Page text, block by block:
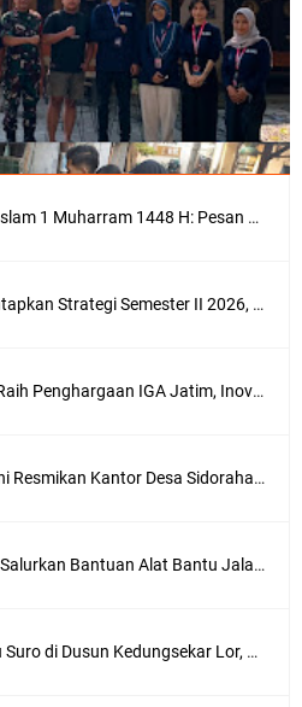
Selamat Tahun Baru Islam 1 Muharram 1448 H: Pesan Hijrah Drs. H. Husnul Aqib, M.M. untuk Negeri
FOZ Jawa Timur Mantapkan Strategi Semester II 2026, Fokus pada Penguatan SDM Amil dan Kolaborasi BerdampakNarasi
Yayuk Eko Supatemi Raih Penghargaan IGA Jatim, Inovasi Wayang Kulit untuk Anak Berkebutuhan Khusus
Bupati Gresik Gus Yani Resmikan Kantor Desa Sidoraharjo: Simbol Komitmen Pelayanan Publik dan Kepedulian Sosial
Media Peduli Bangsa Salurkan Bantuan Alat Bantu Jalan untuk Lansia
Ruwatan Malam Satu Suro di Dusun Kedungsekar Lor, Tradisi Luhur yang Terus Istiqomah